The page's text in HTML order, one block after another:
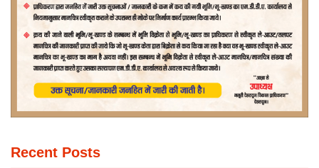
Recent Posts